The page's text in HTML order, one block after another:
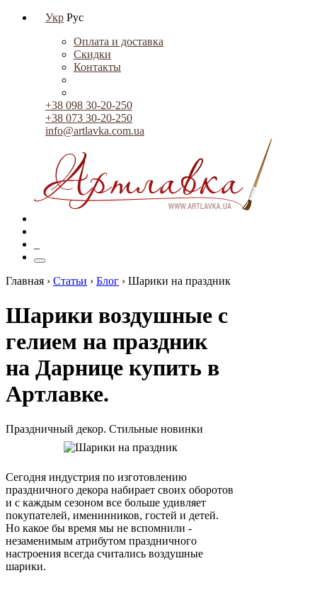
Укр Рус
Оплата и доставка
Скидки
Контакты
+38 098 30-20-250
+38 073 30-20-250
info@artlavka.com.ua
Главная › Статьи › Блог › Шарики на праздник
Шарики воздушные с
гелием на праздник
на Дарнице купить в
Артлавке.
Праздничный декор. Стильные новинки
Сегодня индустрия по изготовлению
праздничного декора набирает своих оборотов
и с каждым сезоном все больше удивляет
покупателей, именинников, гостей и детей.
Но какое бы время мы не вспомнили -
незаменимым атрибутом праздничного
настроения всегда считались воздушные
шарики.